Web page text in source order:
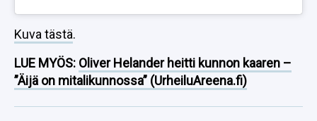
Kuva tästä.
LUE MYÖS: Oliver Helander heitti kunnon kaaren –
”Äijä on mitalikunnossa” (UrheiluAreena.fi)